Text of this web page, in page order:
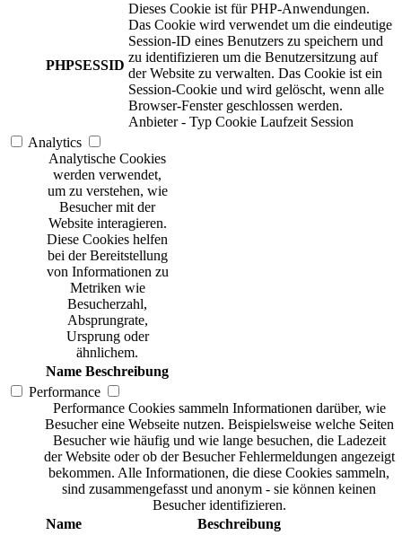
PHPSESSID
Dieses Cookie ist für PHP-Anwendungen.
Das Cookie wird verwendet um die eindeutige
Session-ID eines Benutzers zu speichern und
zu identifizieren um die Benutzersitzung auf
der Website zu verwalten. Das Cookie ist ein
Session-Cookie und wird gelöscht, wenn alle
Browser-Fenster geschlossen werden.
Anbieter - Typ Cookie Laufzeit Session
Analytics
Analytische Cookies
werden verwendet,
um zu verstehen, wie
Besucher mit der
Website interagieren.
Diese Cookies helfen
bei der Bereitstellung
von Informationen zu
Metriken wie
Besucherzahl,
Absprungrate,
Ursprung oder
ähnlichem.
Name Beschreibung
Performance
Performance Cookies sammeln Informationen darüber, wie
Besucher eine Webseite nutzen. Beispielsweise welche Seiten
Besucher wie häufig und wie lange besuchen, die Ladezeit
der Website oder ob der Besucher Fehlermeldungen angezeigt
bekommen. Alle Informationen, die diese Cookies sammeln,
sind zusammengefasst und anonym - sie können keinen
Besucher identifizieren.
Name
Beschreibung